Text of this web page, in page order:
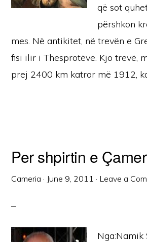
që sot
përshkon
mes. Në antikitet, në trevën e
fisi ilir i Thesprotëve. Kjo trevë,
prej 2400 km katror më 1912,
Per shpirtin e
Cameria · June 9, 2011 · Leave a
Nga:Namik